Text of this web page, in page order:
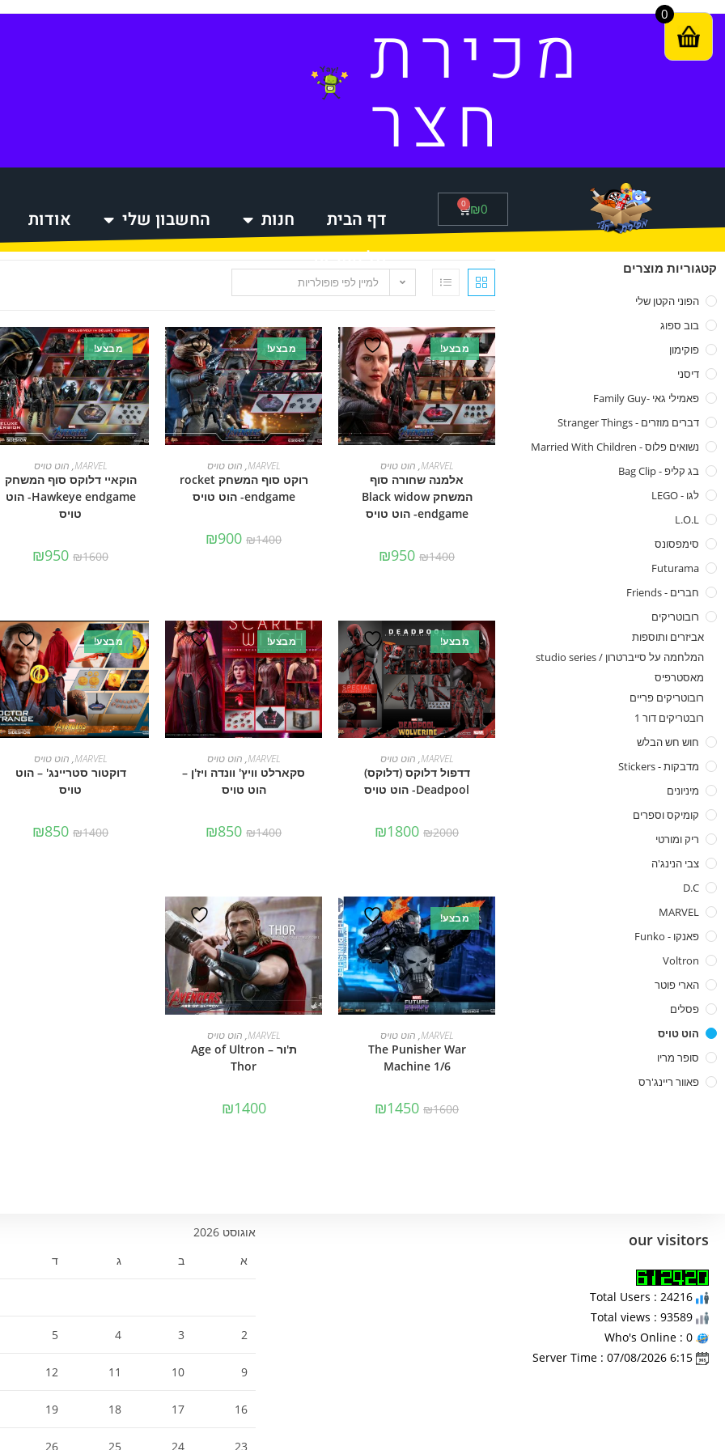
מכירת
חצר
₪0
0
דף הבית חנות החשבון שלי אודות
סל הקניות
קטגוריות מוצרים
הפוני הקטן שלי
בוב ספוג
פוקימון
דיסני
פאמילי גאי -family Guy
דברים מוזרים - Stranger Things
נשואים פלוס - Married With Children
בג קליפ - Bag Clip
לגו - LEGO
L.O.L
סימפסונס
Futurama
חברים - Friends
רובוטריקים
אביזרים ותוספות
המלחמה על סייברטרון / studio series
מאסטרפיס
רובוטריקים פריים
רובטריקים דור 1
חוש חש הבלש
מדבקות - Stickers
מיניונים
קומיקס וספרים
ריק ומורטי
צבי הנינג'ה
D.C
MARVEL
פאנקו - Funko
Voltron
הארי פוטר
פסלים
הוט טויס
סופר מריו
פאוור ריינג'רס
למיין לפי פופולריות
מבצע!
הוספה לסל
MARVEL
, הוט טויס
אלמנה שחורה סוף
המשחק Black widow
endgame- הוט טויס
₪1400
₪950
מבצע!
הוספה לסל
MARVEL
, הוט טויס
רוקט סוף המשחק rocket
endgame- הוט טויס
₪1400
₪900
מבצע!
הוספה לסל
MARVEL
, הוט טויס
הוקאיי דלוקס סוף המשחק
Hawkeye endgame- הוט
טויס
₪1600
₪950
מבצע!
הוספה לסל
MARVEL
, הוט טויס
דדפול דלוקס (דלוקס)
Deadpool- הוט טויס
₪2000
₪1800
מבצע!
הוספה לסל
MARVEL
, הוט טויס
סקארלט וויץ' וונדה ויז'ן –
הוט טויס
₪1400
₪850
מבצע!
הוספה לסל
MARVEL
, הוט טויס
דוקטור סטריינג' – הוט
טויס
₪1400
₪850
מבצע!
הוספה לסל
MARVEL
, הוט טויס
The Punisher War
Machine 1/6
₪1600
₪1450
הוספה לסל
MARVEL
, הוט טויס
ת'ור – Age of Ultron
Thor
₪1400
our visitors
אוגוסט 2026
א
ב ג ד
2
3
4
5
9
10
11
12
16
17
18
19
23
24
25
26
0